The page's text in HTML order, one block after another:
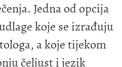
Jedna od opcija
koje se izrađuju
a koje tijekom
čeljust i jezik